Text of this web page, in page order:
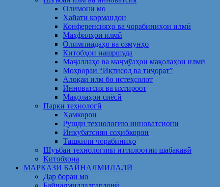
Олимони мо
Ҳайати кормандон
Конференсияҳо ва чорабиниҳои илмӣ
Маҳфилҳои илмӣ
Олимпиадаҳо ва озмунҳо
Китобҳои нашршуда
Маҷаллаҳо ва маҷмӯаҳои мақолаҳои илмӣ
Моҳвораи “Иқтисод ва тиҷорат”
Алоқаи илм бо истеҳсолот
Инноватсия ва ихтироот
Мақолаҳои сиёсӣ
Парки технологӣ
Ҳамкорон
Рушди технологию инноватсионӣ
Инкубатсияи соҳибкорон
Ташкили чорабиниҳо
Шуъбаи технологияи иттилоотии шабакавӣ
Китобхона
МАРКАЗИ БАЙНАЛМИЛАЛӢ
Дар бораи мо
Байналмиллалгардонӣ